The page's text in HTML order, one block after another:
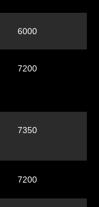
6000
7200
7350
7200